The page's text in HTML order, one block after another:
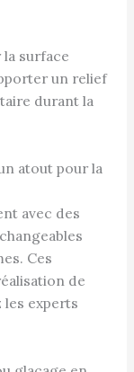
la surface
un relief
durant la
atout pour la
avec des
Ces
de
les experts